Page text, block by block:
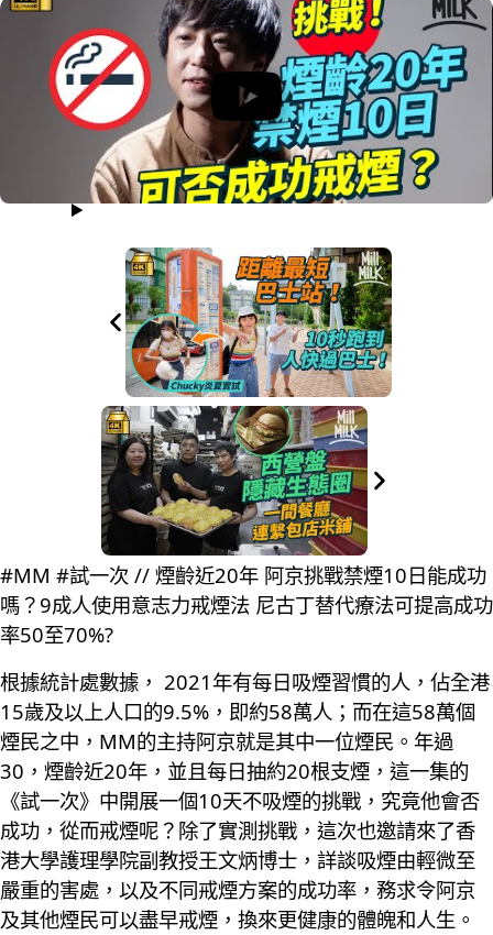
#MM #試一次 // 煙齡近20年 阿京挑戰禁煙10日能成功
嗎？9成人使用意志力戒煙法 尼古丁替代療法可提高成功
率50至70%?
根據統計處數據， 2021年有每日吸煙習慣的人，佔全港
15歲及以上人口的9.5%，即約58萬人；而在這58萬個
煙民之中，MM的主持阿京就是其中一位煙民。年過
30，煙齡近20年，並且每日抽約20根支煙，這一集的
《試一次》中開展一個10天不吸煙的挑戰，究竟他會否
成功，從而戒煙呢？除了實測挑戰，這次也邀請來了香
港大學護理學院副教授王文炳博士，詳談吸煙由輕微至
嚴重的害處，以及不同戒煙方案的成功率，務求令阿京
及其他煙民可以盡早戒煙，換來更健康的體魄和人生。